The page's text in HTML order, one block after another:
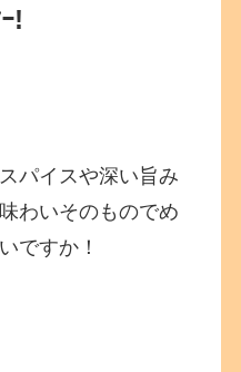
!
パイスや深い旨み
わいそのものでめ
ですか！